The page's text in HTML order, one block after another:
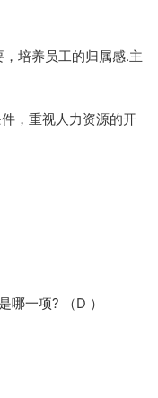
培养员工的归属感.主
，重视人力资源的开
哪一项? （D ）